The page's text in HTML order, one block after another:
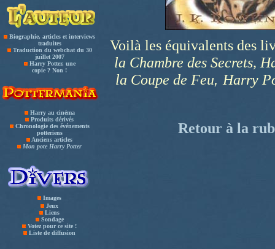
Biographie, articles et interviews
traduites
Traduction du webchat du 30
juillet 2007
Harry Potter, une
copie ? Non !
Harry au cinéma
Produits dérivés
Chronologie des événements
potteriens
Anciens articles
Mon pote Harry Potter
Images
Jeux
Liens
Sondage
Votez pour ce site !
Liste de diffusion
Voilà les équivalents des
la Chambre des Secrets,
la Coupe de Feu, Harry
Retour à la